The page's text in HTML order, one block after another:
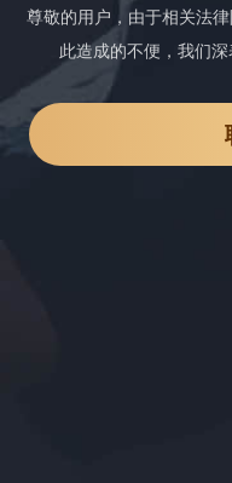
尊敬的用户，由于相关法
此造成的不便，我们